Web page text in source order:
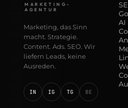
MARKETING-
AGENTUR
Marketing, das Sinn
macht. Strategie.
Content. Ads. SEO. Wir
liefern Leads, keine
Ausreden.
IN IG TG BE
AI